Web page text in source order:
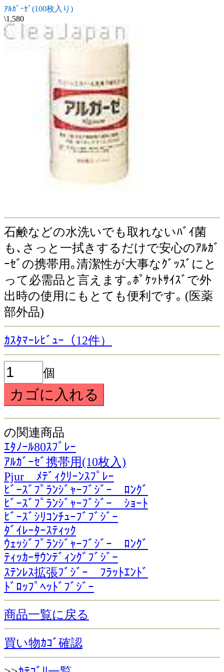
ｱﾙｶﾞｰｾﾞ(100枚入り)
\1,580
石鹸などの水洗いでも取れないﾊﾞｲ菌
も､さっと一拭きするだけで安心のｱﾙｶﾞ
ｰｾﾞの携帯用｡清潔性が大事なｸﾞｯｽﾞにと
って必需品と言えます｡ﾎﾟｹｯﾄｻｲｽﾞで外
出時の使用にもとても便利です｡ (医薬
部外品)
ｶｽﾀﾏｰﾚﾋﾞｭｰ（12件）
個
の関連商品
ｴﾀﾉｰﾙ80ｽﾌﾟﾚｰ
ｱﾙｶﾞｰｾﾞ携帯用(10枚入)
Pjur ﾒﾃﾞｨｸﾘｰﾝｽﾌﾟﾚｰ
ﾋﾞｰｽﾞﾌﾟﾗﾝｼﾞｬｰﾌﾞｼﾞｰ ﾛﾝｸﾞ
ﾋﾞｰｽﾞﾌﾟﾗﾝｼﾞｬｰﾌﾞｼﾞｰ ｼｮｰﾄ
ﾋﾞｰｽﾞｼﾘｺﾝﾁｭｰﾌﾞﾌﾞｼﾞｰ
ﾀﾞｲﾚｰﾀｰｽﾃｨｯｸ
ｳｪｯｼﾞﾌﾟﾗﾝｼﾞｬｰﾌﾞｼﾞｰ ﾛﾝｸﾞ
ﾃｨｯｶｰｻｳﾝﾃﾞｨﾝｸﾞﾌﾞｼﾞｰ
ｽﾃﾝﾚｽ拡張ﾌﾞｼﾞｰ ﾌﾗｯﾄｴﾝﾄﾞ
ﾄﾞﾛｯﾌﾟﾍｯﾄﾞﾌﾞｼﾞｰ
商品一覧に戻る
買い物ｶｺﾞ確認